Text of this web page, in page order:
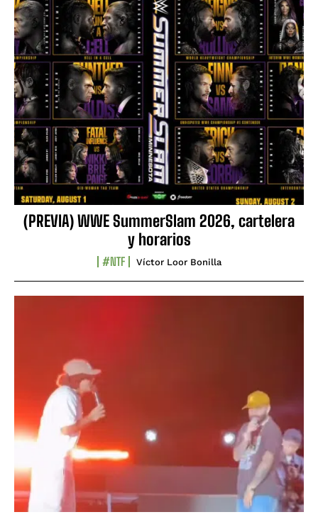
(PREVIA) WWE SummerSlam 2026, cartelera
y horarios
#NTF Víctor Loor Bonilla